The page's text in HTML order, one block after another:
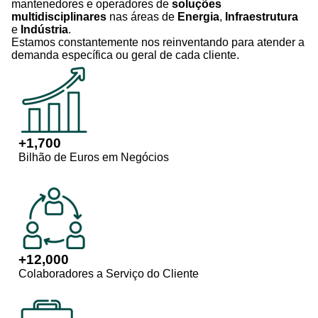
mantenedores e operadores de soluções
multidisciplinares nas áreas de Energia, Infraestrutura
e Indústria.
Estamos constantemente nos reinventando para atender a
demanda específica ou geral de cada cliente.
+1,700
Bilhão de Euros em Negócios
+12,000
Colaboradores a Serviço do Cliente